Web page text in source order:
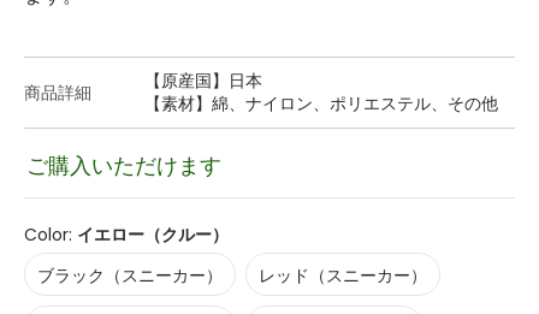
商品詳細
【原産国】日本
【素材】綿、ナイロン、ポリエステル、その他
ご購入いただけます
Color: イエロー（クルー）
ブラック（スニーカー）
ブラック（スニーカー）
レッド（スニーカー）
イエロー（スニーカー） ブラック（クルー）